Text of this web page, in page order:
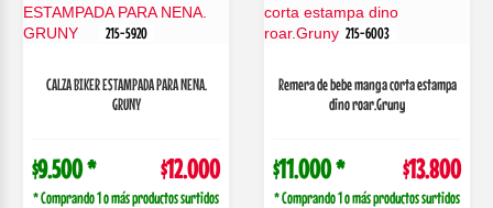
215-5920
CALZA BIKER ESTAMPADA PARA NENA.
GRUNY
$9.500 * $12.000
* Comprando 1 o más productos surtidos
215-6003
Remera de bebe manga corta estampa
dino roar.Gruny
$11.000 * $13.800
* Comprando 1 o más productos surtidos